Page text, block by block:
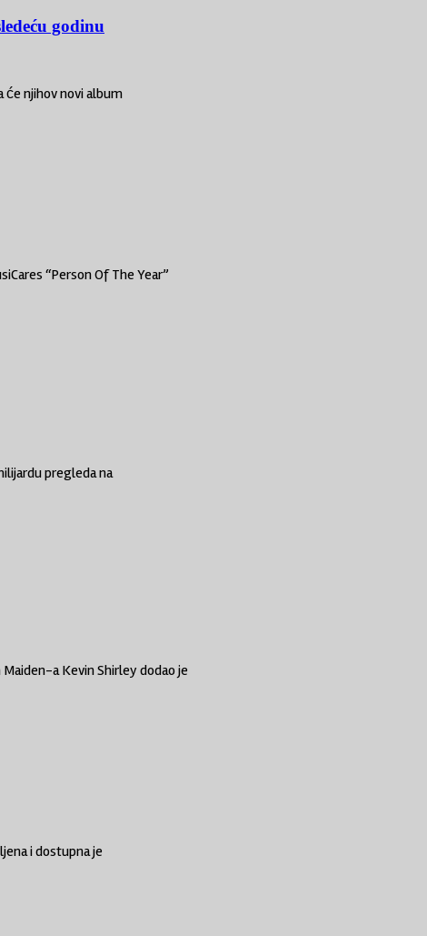
godinu
će njihov novi album
“Person Of The Year”
pregleda na
a Kevin Shirley dodao je
i dostupna je